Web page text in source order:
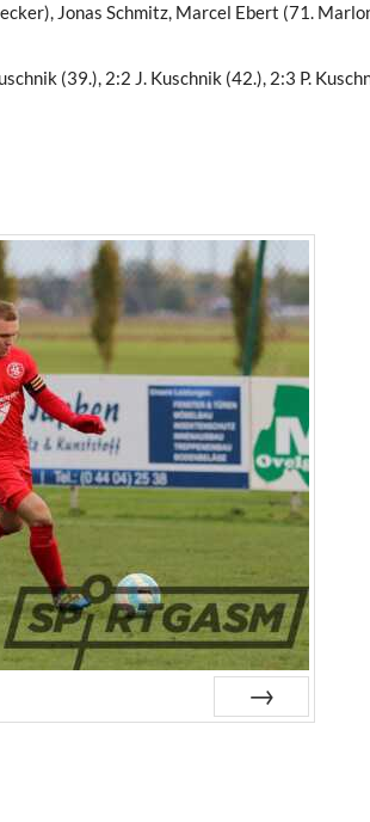
Jonas Schmitz, Marcel Ebert (71.
(39.), 2:2 J. Kuschnik (42.), 2:3 P.